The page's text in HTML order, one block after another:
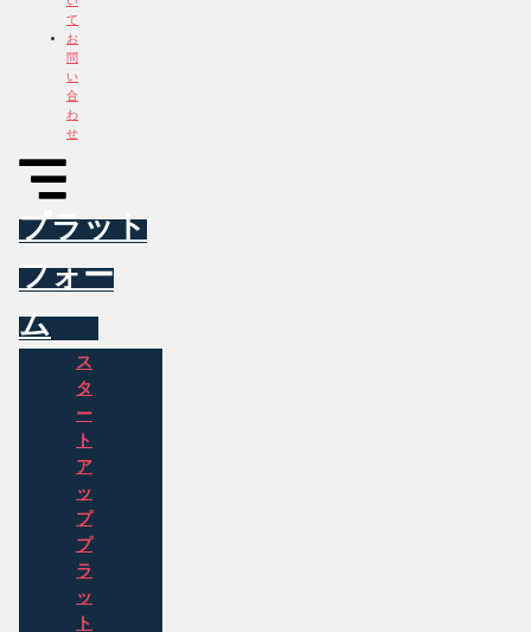
て
お
問
い
合
わ
せ
プラット
フォー
ム
ス
タ
ー
ト
ア
ッ
プ
プ
ラ
ッ
ト